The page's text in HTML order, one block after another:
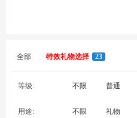
全部 特效礼物选择 23
等级: 不限 普通
用途: 不限 礼物